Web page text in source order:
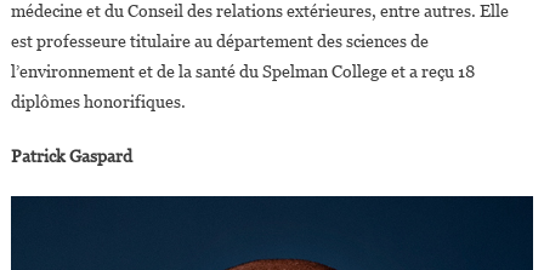
médecine et du Conseil des relations extérieures, entre autres. Elle
est professeure titulaire au département des sciences de
l’environnement et de la santé du Spelman College et a reçu 18
diplômes honorifiques.
Patrick Gaspard